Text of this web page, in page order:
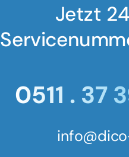
Jetzt
0511 . 37